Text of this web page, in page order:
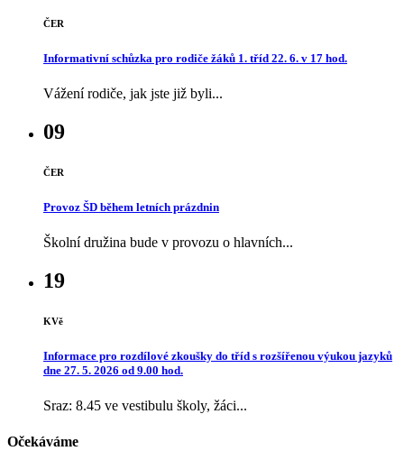
ČER
Informativní schůzka pro rodiče žáků 1. tříd 22. 6. v 17 hod.
Vážení rodiče, jak jste již byli...
09
ČER
Provoz ŠD během letních prázdnin
Školní družina bude v provozu o hlavních...
19
KVě
Informace pro rozdílové zkoušky do tříd s rozšířenou výukou jazyků
dne 27. 5. 2026 od 9.00 hod.
Sraz: 8.45 ve vestibulu školy, žáci...
Očekáváme